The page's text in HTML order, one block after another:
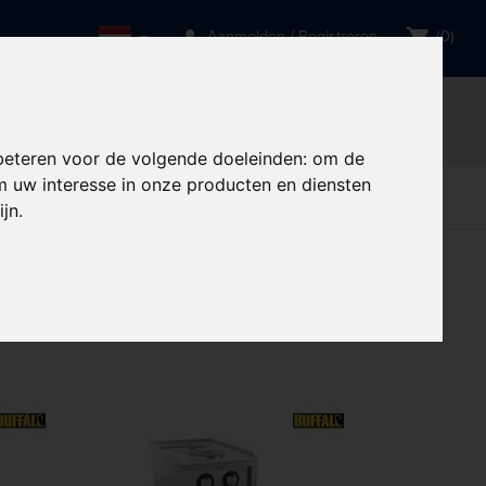
voor de volgende doeleinden:om de
uw interesse in onze producten en diensten
.
personAanmelden / Registreren shopping_cart (0)
Restaurant,
Restaurant,
Tabletop